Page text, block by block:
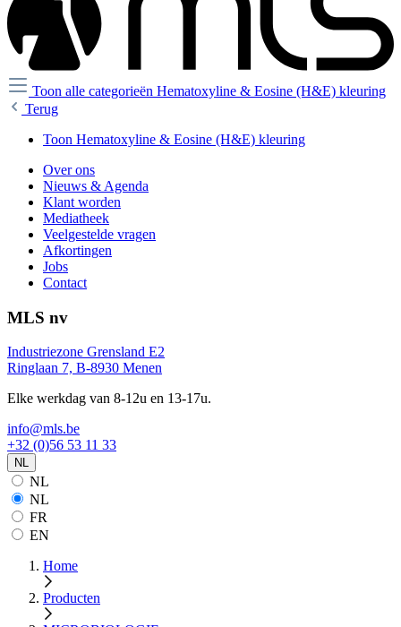
Toon alle categorieën Hematoxyline & Eosine (H&E) kleuring
Terug
Toon Hematoxyline & Eosine (H&E) kleuring
Over ons
Nieuws & Agenda
Klant worden
Mediatheek
Veelgestelde vragen
Afkortingen
Jobs
Contact
MLS nv
Industriezone Grensland E2
Ringlaan 7, B-8930 Menen
Elke werkdag van 8-12u en 13-17u.
info@mls.be
+32 (0)56 53 11 33
NL
NL
NL
FR
EN
Home
Producten